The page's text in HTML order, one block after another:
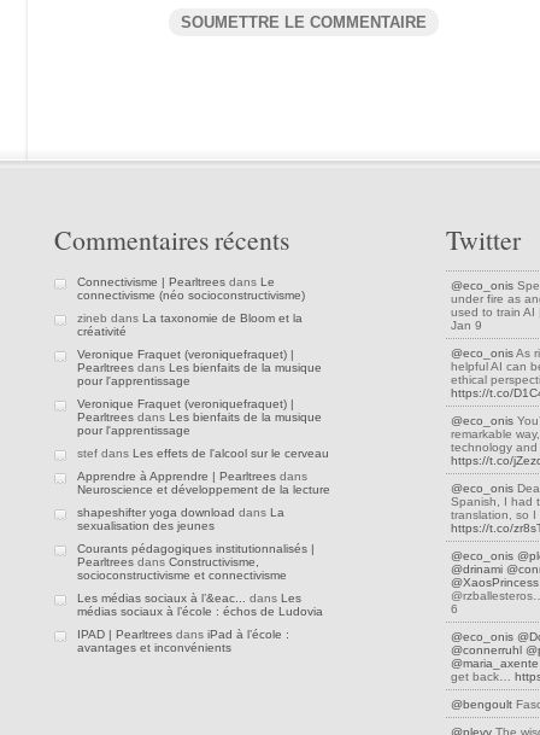
Commentaires récents
Connectivisme | Pearltrees dans Le
connectivisme (néo socioconstructivisme)
zineb dans La taxonomie de Bloom et la
créativité
Veronique Fraquet (veroniquefraquet) |
Pearltrees dans Les bienfaits de la musique
pour l'apprentissage
Veronique Fraquet (veroniquefraquet) |
Pearltrees dans Les bienfaits de la musique
pour l'apprentissage
stef dans Les effets de l'alcool sur le cerveau
Apprendre à Apprendre | Pearltrees dans
Neuroscience et développement de la lecture
shapeshifter yoga download dans La
sexualisation des jeunes
Courants pédagogiques institutionnalisés |
Pearltrees dans Constructivisme,
socioconstructivisme et connectivisme
Les médias sociaux à l’&eac... dans Les
médias sociaux à l’école : échos de Ludovia
IPAD | Pearltrees dans iPad à l’école :
avantages et inconvénients
Twitter
@eco_onis
under fire as
used to train
Jan 9
@eco_onisAs
helpful AI can
ethical
https://t.co/
@eco_onis
remarkable
technology
https://t.co/
@eco_onis
Spanish, I had
translation, so
https://t.co/
@eco_onis
@drinami
@XaosPrincess
6
@eco_onis
@connerruhl
@maria_axente
get back…
@bengoult